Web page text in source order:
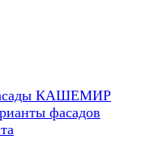
КАШЕМИР
фасадов